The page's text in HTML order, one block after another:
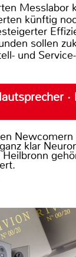
Messlabor
künftig
sollen
und
·
klar